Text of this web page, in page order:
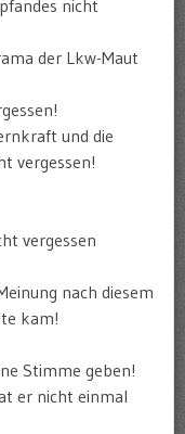
nicht
der Lkw-Maut
und die
vergessen!
vergessen
nach diesem
kam!
Stimme geben!
er nicht einmal